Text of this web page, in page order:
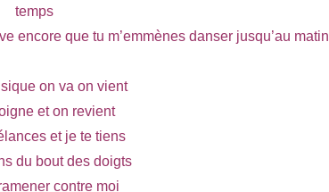
temps
encore que tu m’emmènes danser jusqu’au matin
on va on vient
et on revient
et je te tiens
du bout des doigts
contre moi